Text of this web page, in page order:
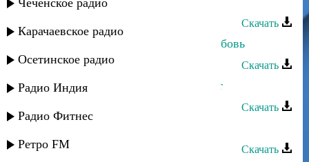
Чеченское радио
Карачаевское радио
Осетинское радио
Радио Индия
Радио Фитнес
Ретро FM
Скачать
Загир Магомедов - Безответная любовь
Скачать
Магомедзапир Магомедов - Лайсат
Скачать
Скачать